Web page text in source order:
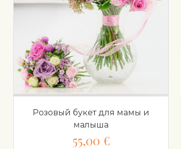
Розовый букет для мамы и
малыша
55,00 €